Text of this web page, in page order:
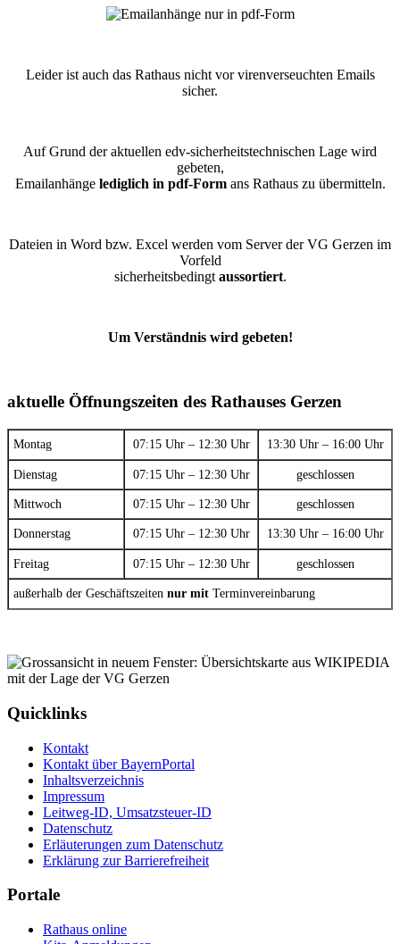
Leider ist auch das Rathaus nicht vor virenverseuchten Emails
sicher.
Auf Grund der aktuellen edv-sicherheitstechnischen Lage wird
gebeten,
Emailanhänge lediglich in pdf-Formans Rathaus zu übermitteln.
Dateien in Word bzw. Excel werden vom Server der VG Gerzen im
Vorfeld
sicherheitsbedingt aussortiert.
Um Verständnis wird gebeten!
aktuelle Öffnungszeiten des Rathauses Gerzen
Montag 07:15 Uhr – 12:30 Uhr 13:30 Uhr – 16:00 Uhr
Dienstag 07:15 Uhr – 12:30 Uhr geschlossen
Mittwoch 07:15 Uhr – 12:30 Uhr geschlossen
Donnerstag 07:15 Uhr – 12:30 Uhr 13:30 Uhr – 16:00 Uhr
Freitag 07:15 Uhr – 12:30 Uhr geschlossen
außerhalb der Geschäftszeiten nur mit Terminvereinbarung
Quicklinks
Kontakt
Kontakt über BayernPortal
Inhaltsverzeichnis
Impressum
Leitweg-ID, Umsatzsteuer-ID
Datenschutz
Erläuterungen zum Datenschutz
Erklärung zur Barrierefreiheit
Portale
Rathaus online